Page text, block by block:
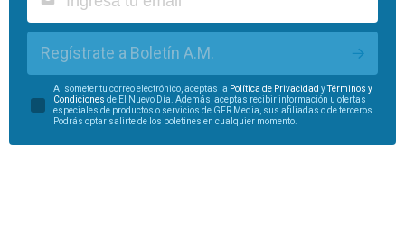
Regístrate a Boletín A.M.
Al someter tu correo electrónico, aceptas la Política de Privacidad yTérminos y
Condiciones de El Nuevo Día. Además, aceptas recibir información u ofertas
especiales de productos o servicios de GFR Media, sus afiliadas o de terceros.
Podrás optar salirte de los boletines en cualquier momento.